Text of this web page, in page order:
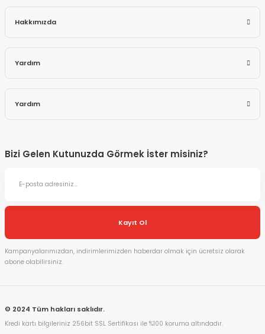
Hakkımızda
Yardım
Yardım
Bizi Gelen Kutunuzda Görmek İster misiniz?
Kayıt Ol
Kampanyalarımızdan, indirimlerimizden haberdar olmak için ücretsiz olarak
abone olabilirsiniz.
© 2024 Tüm hakları saklıdır.
Kredi kartı bilgileriniz 256bit SSL Sertifikası ile %100 koruma altındadır.